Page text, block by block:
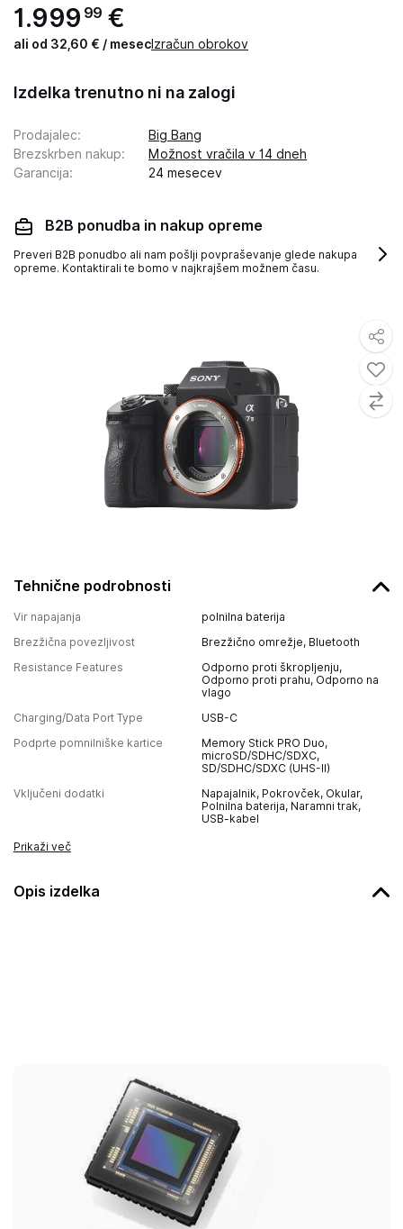
Tehnične podrobnosti
Vir napajanja
polnilna baterija
Brezžična povezljivost
Brezžično omrežje, Bluetooth
Resistance Features
Odporno proti škropljenju,
Odporno proti prahu, Odporno na
vlago
Charging/Data Port Type
USB-C
Podprte pomnilniške kartice
Memory Stick PRO Duo,
microSD/SDHC/SDXC,
SD/SDHC/SDXC (UHS-II)
Vključeni dodatki
Napajalnik, Pokrovček, Okular,
Polnilna baterija, Naramni trak,
USB-kabel
Prikaži več
Opis izdelka
1.999 99 €
ali od 32,60 € / mesec Izračun obrokov
Izdelka trenutno ni na zalogi
Prodajalec:
Big Bang
Brezskrben nakup:
Možnost vračila v 14 dneh
Garancija: 24 mesecev
B2B ponudba in nakup opreme
Preveri B2B ponudbo ali nam pošlji povpraševanje glede nakupa
opreme. Kontaktirali te bomo v najkrajšem možnem času.